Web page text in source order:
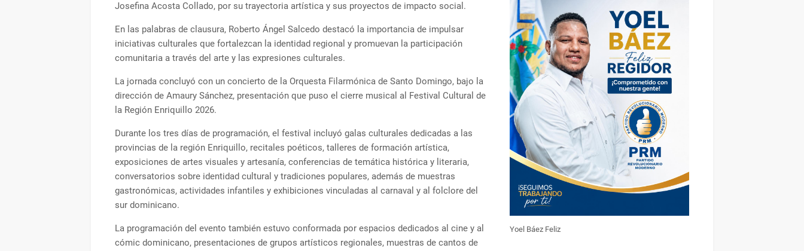
Josefina Acosta Collado, por su trayectoria artística y sus proyectos de impacto social.
En las palabras de clausura, Roberto Ángel Salcedo destacó la importancia de impulsar
iniciativas culturales que fortalezcan la identidad regional y promuevan la participación
comunitaria a través del arte y las expresiones culturales.
La jornada concluyó con un concierto de la Orquesta Filarmónica de Santo Domingo, bajo la
dirección de Amaury Sánchez, presentación que puso el cierre musical al Festival Cultural de
la Región Enriquillo 2026.
Durante los tres días de programación, el festival incluyó galas culturales dedicadas a las
provincias de la región Enriquillo, recitales poéticos, talleres de formación artística,
exposiciones de artes visuales y artesanía, conferencias de temática histórica y literaria,
conversatorios sobre identidad cultural y tradiciones populares, además de muestras
gastronómicas, actividades infantiles y exhibiciones vinculadas al carnaval y al folclore del
sur dominicano.
La programación del evento también estuvo conformada por espacios dedicados al cine y al
cómic dominicano, presentaciones de grupos artísticos regionales, muestras de cantos de
Yoel Báez Feliz